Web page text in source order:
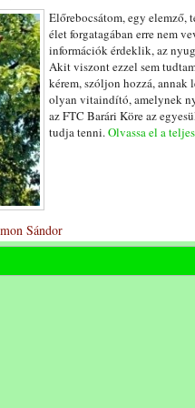
Előrebocsátom, egy
élet forgatagában erre nem
információk érdeklik, az
Akit viszont ezzel sem
kérem, szóljon hozzá,
olyan vitaindító, amelynek
az FTC Barári Köre az
tudja tenni.Olvassa el a
Sándor